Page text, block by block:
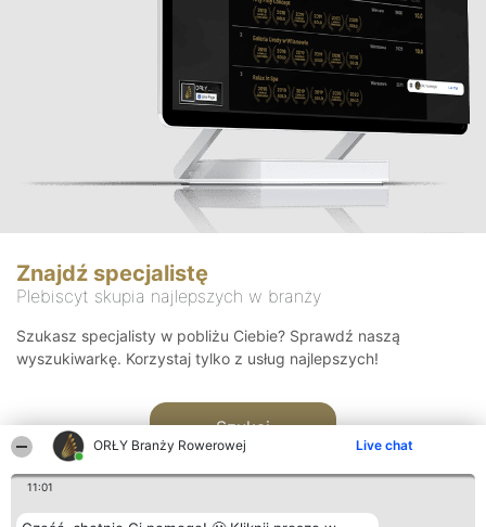
ORŁY Branży Rowerowej Live chat
11:01
Znajdź specjalistę
Plebiscyt skupia najlepszych w branży
Szukasz specjalisty w pobliżu Ciebie? Sprawdź naszą
wyszukiwarkę. Korzystaj tylko z usług najlepszych!
Szukaj